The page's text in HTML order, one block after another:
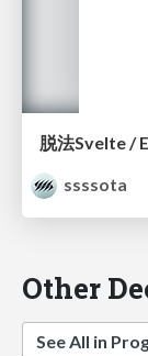
脱法Svelte /
ssssota
Other
See All in